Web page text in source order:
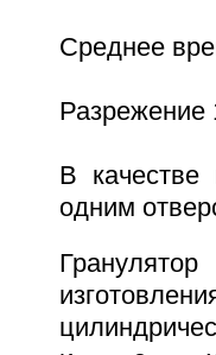
Среднее
Разрежение
В качестве
одним